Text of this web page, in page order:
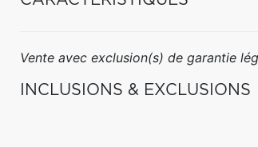
Vente avec exclusion(s) de garantie
INCLUSIONS & EXCLUSIONS